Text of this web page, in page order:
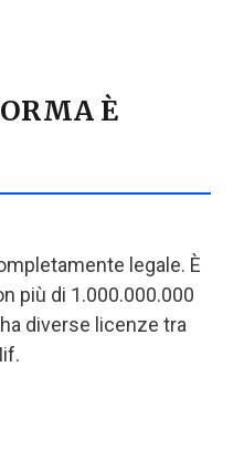
È
legale. È
più di 1.000.000.000
diverse licenze tra